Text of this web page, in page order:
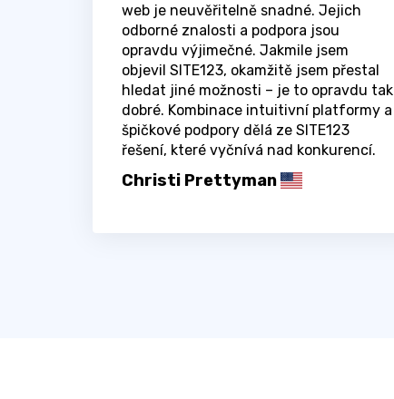
web je neuvěřitelně snadné. Jejich
odborné znalosti a podpora jsou
opravdu výjimečné. Jakmile jsem
objevil SITE123, okamžitě jsem přestal
hledat jiné možnosti – je to opravdu tak
dobré. Kombinace intuitivní platformy a
špičkové podpory dělá ze SITE123
řešení, které vyčnívá nad konkurencí.
Christi Prettyman